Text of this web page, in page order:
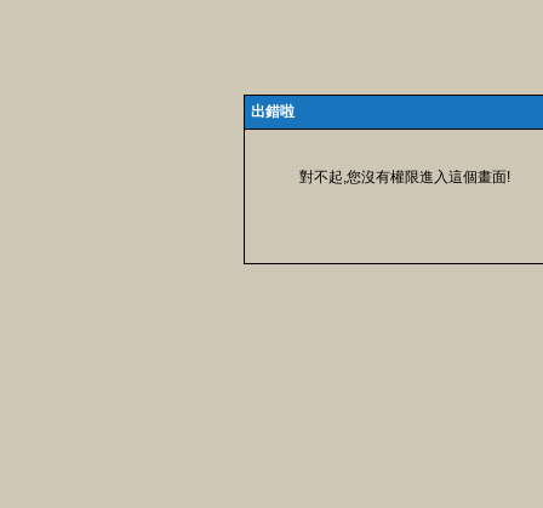
出錯啦
對不起,您沒有權限進入這個畫面!